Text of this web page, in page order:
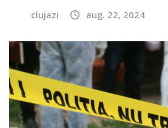
clujazi aug. 22, 2024